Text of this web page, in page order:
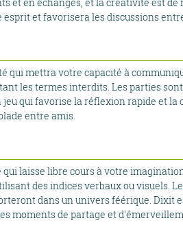
et favorisera les discussions
qui mettra votre capacité à
les termes interdits. Les parties
jeu qui favorise la réflexion rapide et
entre amis.
qui laisse libre cours à votre
des indices verbaux ou visuels.
dans un univers féérique. Dixit
moments de partage et